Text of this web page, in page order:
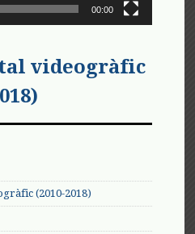
00:00
videogràfic
(2010-2018)